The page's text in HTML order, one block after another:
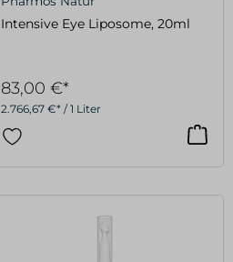
Intensive Eye Liposome, 20ml
2.766,67 €* / 1 Liter
83,00 €*